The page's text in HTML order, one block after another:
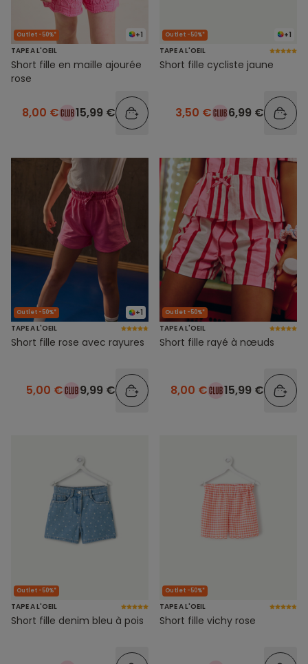
+1
Outlet -50%*
TAPE A L'OEIL
Short fille en maille ajourée
rose
8,00 € 15,99 €
+1
Outlet -50%*
TAPE A L'OEIL
Short fille cycliste jaune
3,50 € 6,99 €
+1
Outlet -50%*
TAPE A L'OEIL
Short fille rose avec rayures
5,00 € 9,99 €
Outlet -50%*
TAPE A L'OEIL
Short fille rayé à nœuds
8,00 € 15,99 €
Outlet -50%*
TAPE A L'OEIL
Short fille denim bleu à pois
Outlet -50%*
TAPE A L'OEIL
Short fille vichy rose